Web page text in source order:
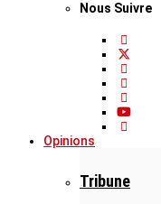
Nous Suivre
Opinions
Tribune